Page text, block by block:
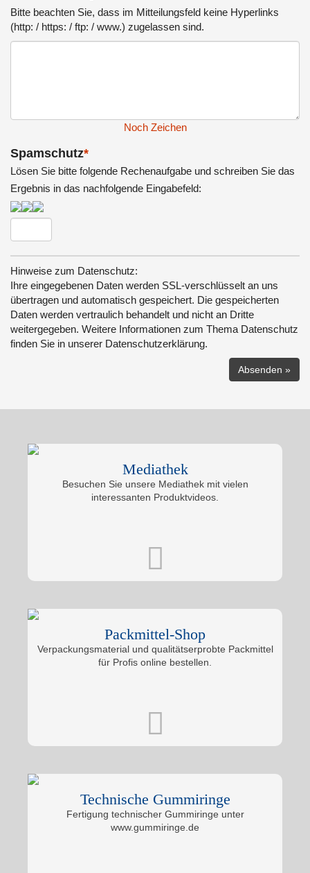
Bitte beachten Sie, dass im Mitteilungsfeld keine Hyperlinks
(http: / https: / ftp: / www.) zugelassen sind.
Noch Zeichen
Spamschutz*
Lösen Sie bitte folgende Rechenaufgabe und schreiben Sie das
Ergebnis in das nachfolgende Eingabefeld:
Hinweise zum Datenschutz:
Ihre eingegebenen Daten werden SSL-verschlüsselt an uns
übertragen und automatisch gespeichert. Die gespeicherten
Daten werden vertraulich behandelt und nicht an Dritte
weitergegeben. Weitere Informationen zum Thema Datenschutz
finden Sie in unserer Datenschutzerklärung.
Mediathek
Besuchen Sie unsere Mediathek mit vielen
interessanten Produktvideos.
Packmittel-Shop
Verpackungsmaterial und qualitätserprobte Packmittel
für Profis online bestellen.
Technische Gummiringe
Fertigung technischer Gummiringe unter
www.gummiringe.de